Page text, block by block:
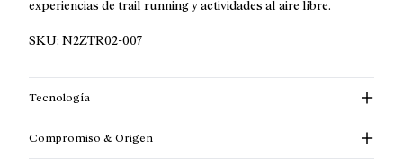
experiencias de trail running y actividades al aire libre.
SKU: N2ZTR02-007
Tecnología
Compromiso & Origen